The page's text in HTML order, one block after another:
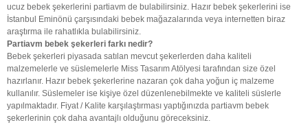
ucuz bebek şekerlerini partiavm de bulabilirsiniz. Hazır bebek şekerlerini ise
İstanbul Eminönü çarşısındaki bebek mağazalarında veya internetten biraz
araştırma ile rahatlıkla bulabilirsiniz.
Partiavm bebek şekerleri farkı nedir?
Bebek şekerleri piyasada satılan mevcut şekerlerden daha kaliteli
malzemelerle ve süslemelerle Miss Tasarım Atölyesi tarafından size özel
hazırlanır. Hazır bebek şekerlerine nazaran çok daha yoğun iç malzeme
kullanılır. Süslemeler ise kişiye özel düzenlenebilmekte ve kaliteli süslerle
yapılmaktadır. Fiyat / Kalite karşılaştırması yaptığınızda partiavm bebek
şekerlerinin çok daha avantajlı olduğunu göreceksiniz.